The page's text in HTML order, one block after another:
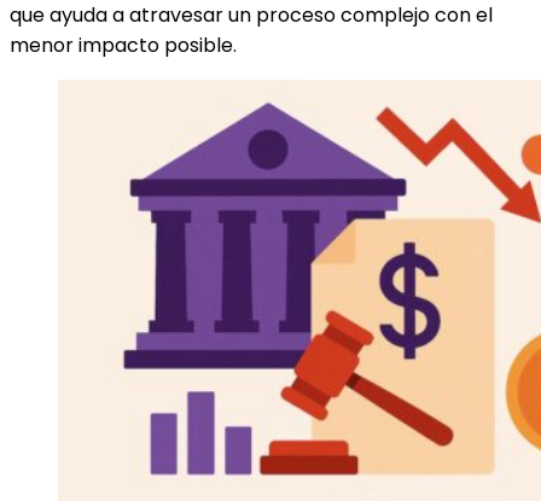
que ayuda a atravesar un proceso complejo con el
menor impacto posible.